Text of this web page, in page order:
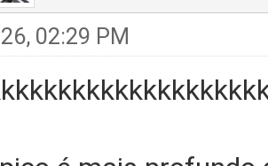
02:29 PM